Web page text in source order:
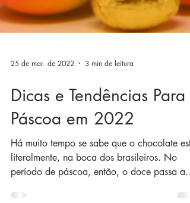
25 de mar. de 2022 3 min de leitura
Dicas e Tendências Para a
Páscoa em 2022
Há muito tempo se sabe que o chocolate
período de páscoa, então, o doce passa a